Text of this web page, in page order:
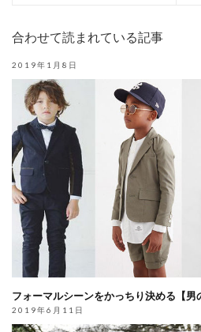
合わせて読まれている記事
2019年1月8日
フォーマルシーンをかっちり決める【
2019年6月11日